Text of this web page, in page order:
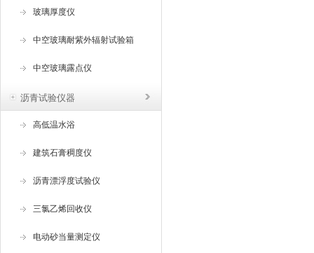
玻璃厚度仪
中空玻璃耐紫外辐射试验箱
中空玻璃露点仪
沥青试验仪器
高低温水浴
建筑石膏稠度仪
沥青漂浮度试验仪
三氯乙烯回收仪
电动砂当量测定仪